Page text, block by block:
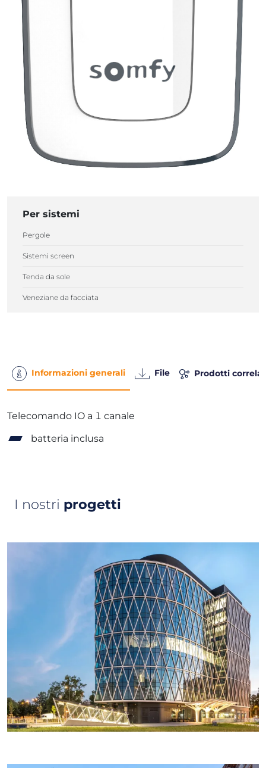
Per sistemi
Pergole
Sistemi screen
Tenda da sole
Veneziane da facciata
Informazioni generali File Prodotti
Telecomando IO a 1 canale
batteria inclusa
I nostri progetti